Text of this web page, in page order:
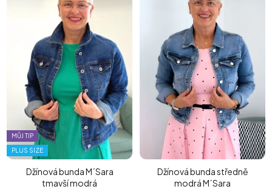
MŮJ TIP
PLUS SIZE
Džínová bunda M´Sara
tmavší modrá
Džínová bunda středně
modrá M´Sara